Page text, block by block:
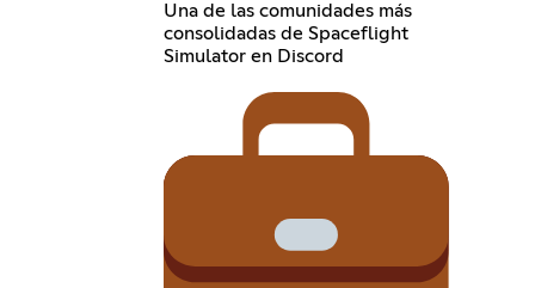
Una de las comunidades más
consolidadas de Spaceflight
Simulator en Discord